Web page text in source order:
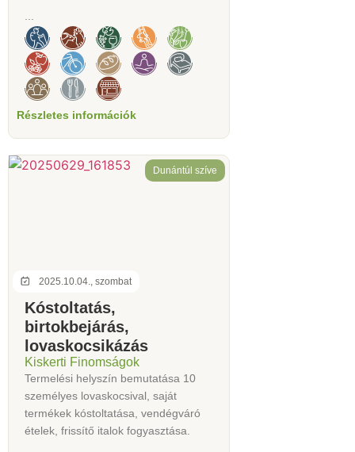
Részletes információk
2025.10.04., szombat
Dunántúl szíve
Kóstoltatás,
birtokbejárás,
lovaskocsikázás
Kiskerti Finomságok
Termelési helyszín bemutatása 10
személyes lovaskocsival, saját
termékek kóstoltatása, vendégváró
ételek, frissítő italok fogyasztása.